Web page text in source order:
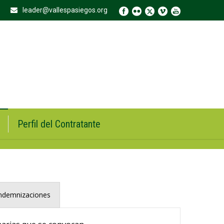
leader@vallespasiegos.org
Perfil del Contratante